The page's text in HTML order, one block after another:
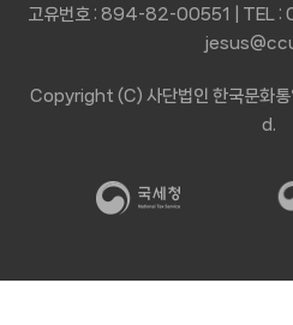
고유번호 : 894-82-00551 | TEL
Copyright (C) 사단법인 한국문화
d.